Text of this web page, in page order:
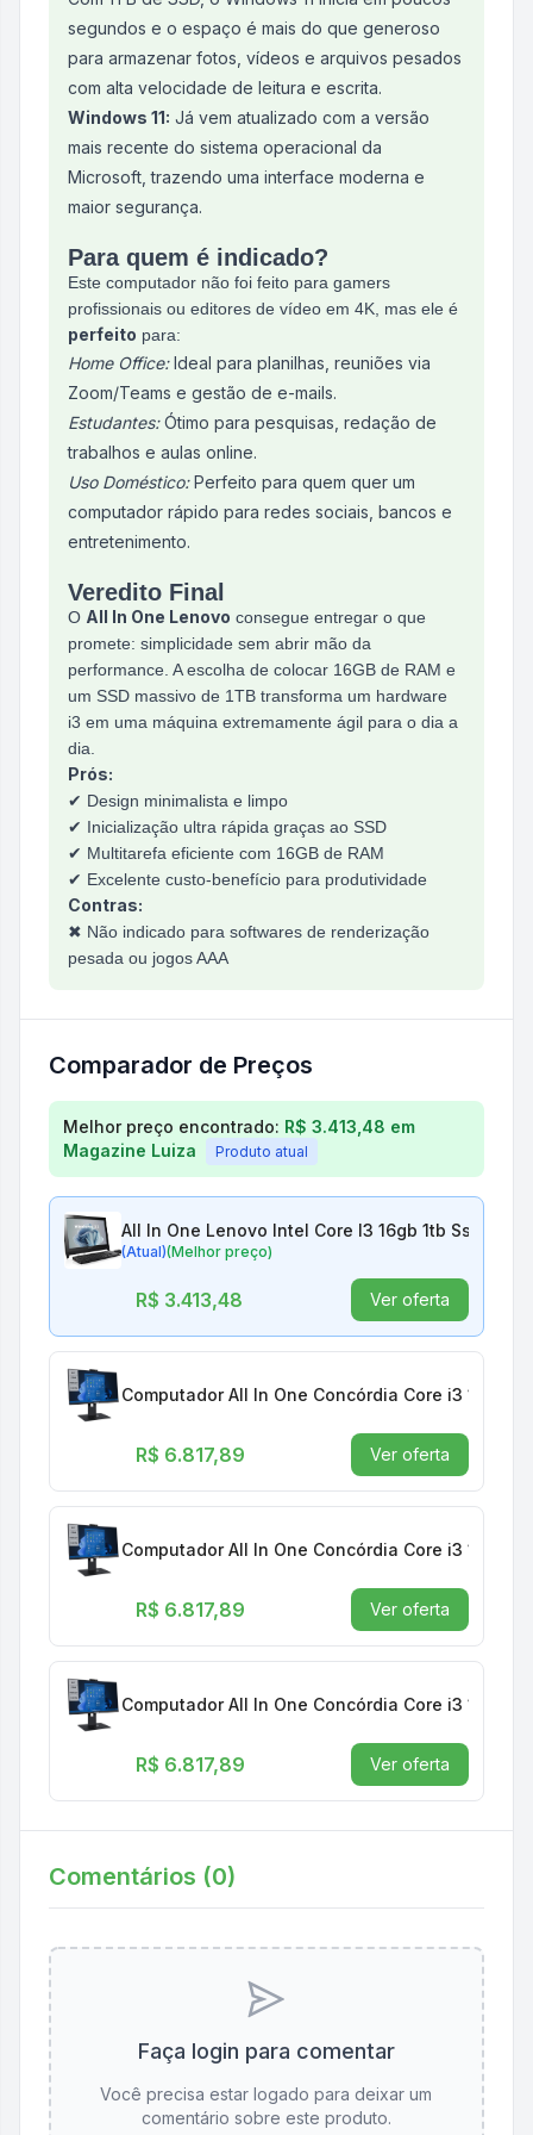
segundos e o espaço é mais do que generoso
para armazenar fotos, vídeos e arquivos pesados
com alta velocidade de leitura e escrita.
Windows 11: Já vem atualizado com a versão
mais recente do sistema operacional da
Microsoft, trazendo uma interface moderna e
maior segurança.
Para quem é indicado?
Este computador não foi feito para gamers
profissionais ou editores de vídeo em 4K, mas ele é
perfeito para:
Home Office:Ideal para planilhas, reuniões via
Zoom/Teams e gestão de e-mails.
Estudantes:Ótimo para pesquisas, redação de
trabalhos e aulas online.
Uso Doméstico:Perfeito para quem quer um
computador rápido para redes sociais, bancos e
entretenimento.
Veredito Final
O All In One Lenovo consegue entregar o que
promete: simplicidade sem abrir mão da
performance. A escolha de colocar 16GB de RAM e
um SSD massivo de 1TB transforma um hardware
i3 em uma máquina extremamente ágil para o dia a
dia.
Prós:
✔ Design minimalista e limpo
✔ Inicialização ultra rápida graças ao SSD
✔ Multitarefa eficiente com 16GB de RAM
✔ Excelente custo-benefício para produtividade
Contras:
✖ Não indicado para softwares de renderização
pesada ou jogos AAA
Comparador de Preços
Comparação de preços para All In One Lenovo
Melhor preço encontrado: R$ 3.413,48 em
Magazine Luiza
Produto atual
All In One Lenovo Intel Core I3 16gb 1tb Ssd Tela
(Atual)(Melhor preço)
R$ 3.413,48 Ver oferta
Computador All In One Concórdia Core i3 12100
R$ 6.817,89 Ver oferta
Computador All In One Concórdia Core i3 12100
R$ 6.817,89 Ver oferta
Computador All In One Concórdia Core i3 12100
R$ 6.817,89 Ver oferta
Comentários (0)
Faça login para comentar
Você precisa estar logado para deixar um
comentário sobre este produto.